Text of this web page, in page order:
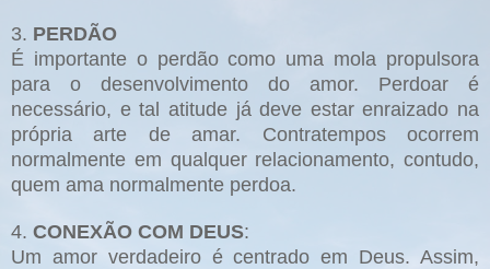
3. PERDÃO
É importante o perdão como uma mola propulsora
para o desenvolvimento do amor. Perdoar é
necessário, e tal atitude já deve estar enraizado na
própria arte de amar. Contratempos ocorrem
normalmente em qualquer relacionamento, contudo,
quem ama normalmente perdoa.
4. CONEXÃO COM DEUS:
Um amor verdadeiro é centrado em Deus. Assim,